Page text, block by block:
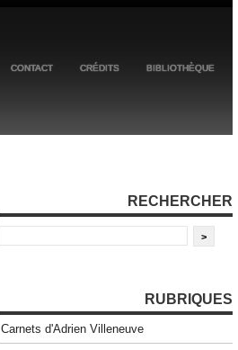
CONTACT CRÉDITS BIBLIOTHÈQUE
RECHERCHER
RUBRIQUES
Carnets d'Adrien Villeneuve